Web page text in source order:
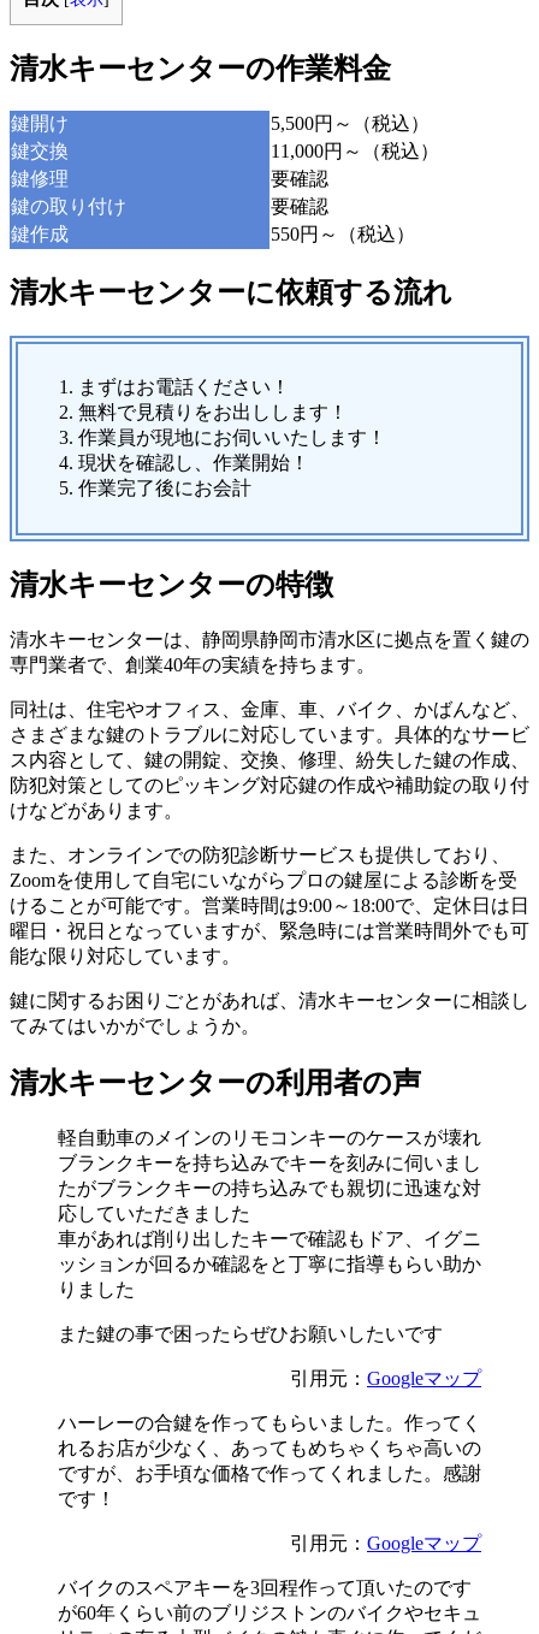
​清水キーセンターの作業料金
鍵開け
5,500円～（税込）
鍵交換
11,000円～（税込）
鍵修理
要確認
鍵の取り付け
要確認
鍵作成
550円～（税込）
​清水キーセンターに依頼する流れ
まずはお電話ください！
無料で見積りをお出しします！
作業員が現地にお伺いいたします！
現状を確認し、作業開始！
作業完了後にお会計
​清水キーセンターの特徴
清水キーセンターは、静岡県静岡市清水区に拠点を置く鍵の
専門業者で、創業40年の実績を持ちます。
同社は、住宅やオフィス、金庫、車、バイク、かばんなど、
さまざまな鍵のトラブルに対応しています。具体的なサービ
ス内容として、鍵の開錠、交換、修理、紛失した鍵の作成、
防犯対策としてのピッキング対応鍵の作成や補助錠の取り付
けなどがあります。
また、オンラインでの防犯診断サービスも提供しており、
Zoomを使用して自宅にいながらプロの鍵屋による診断を受
けることが可能です。営業時間は9:00～18:00で、定休日は日
曜日・祝日となっていますが、緊急時には営業時間外でも可
能な限り対応しています。
鍵に関するお困りごとがあれば、清水キーセンターに相談し
てみてはいかがでしょうか。
​清水キーセンターの利用者の声
軽自動車のメインのリモコンキーのケースが壊れ
ブランクキーを持ち込みでキーを刻みに伺いまし
たがブランクキーの持ち込みでも親切に迅速な対
応していただきました
車があれば削り出したキーで確認もドア、イグニ
ッションが回るか確認をと丁寧に指導もらい助か
りました
また鍵の事で困ったらぜひお願いしたいです
引用元： Googleマップ
ハーレーの合鍵を作ってもらいました。作ってく
れるお店が少なく、あってもめちゃくちゃ高いの
ですが、お手頃な価格で作ってくれました。感謝
です！
引用元： Googleマップ
バイクのスペアキーを3回程作って頂いたのです
が60年くらい前のブリジストンのバイクやセキュ